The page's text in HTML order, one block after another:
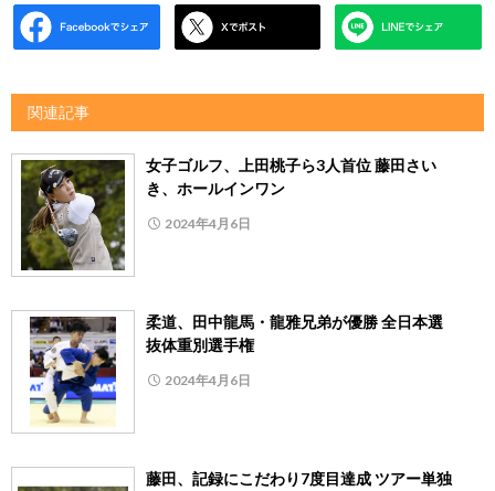
関連記事
女子ゴルフ、上田桃子ら3人首位 藤田さい
き、ホールインワン
2024年4月6日
柔道、田中龍馬・龍雅兄弟が優勝 全日本選
抜体重別選手権
2024年4月6日
藤田、記録にこだわり7度目達成 ツアー単独